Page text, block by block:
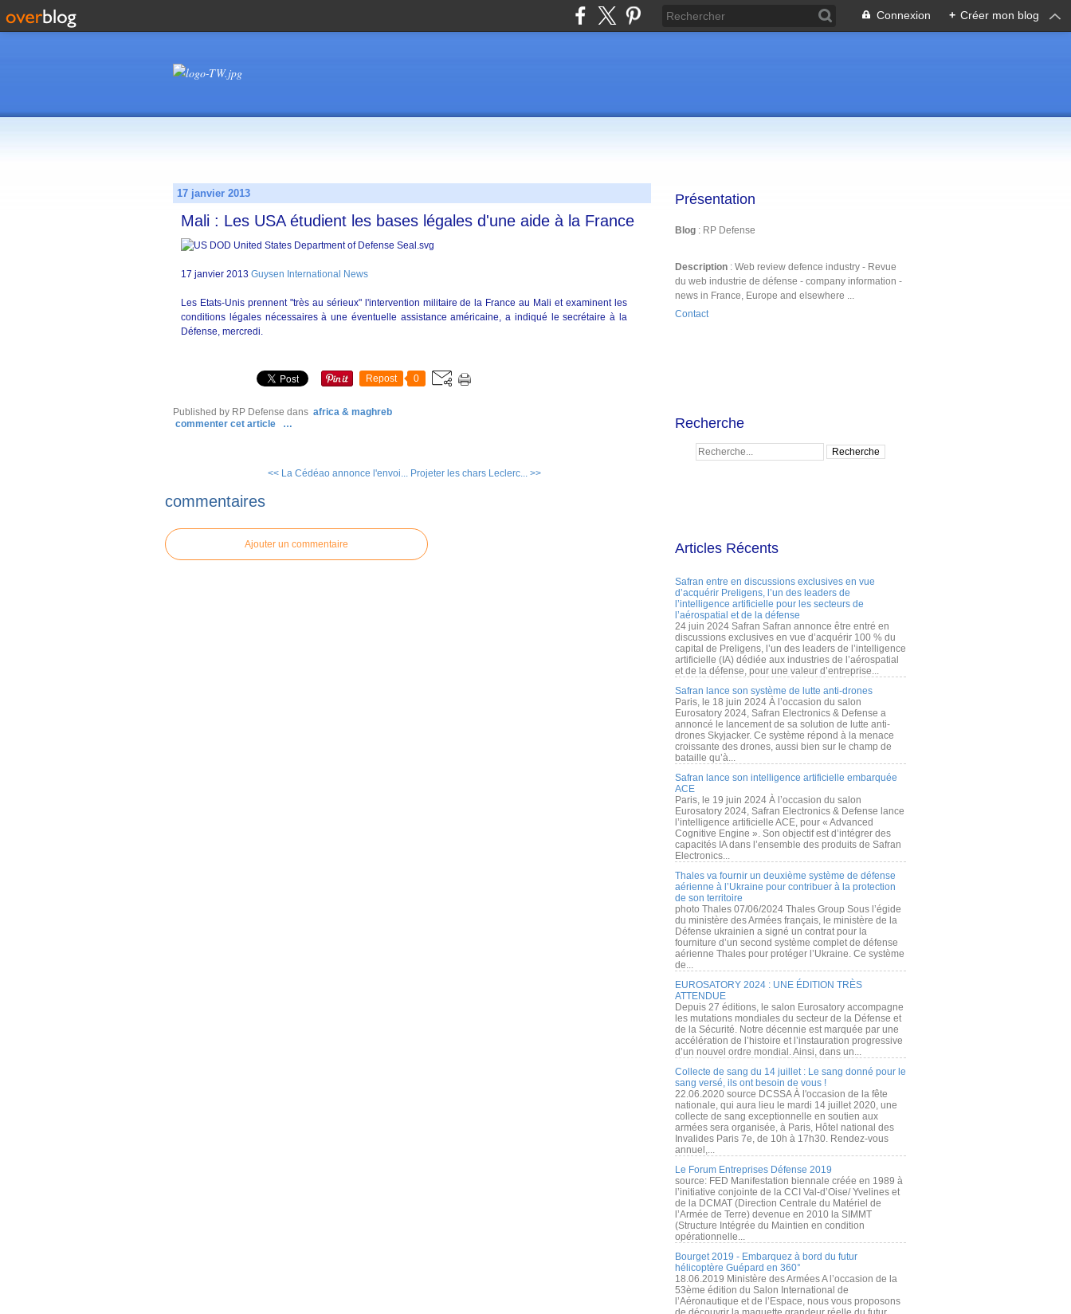
Connexion + Créer mon blog
17 janvier 2013
Mali : Les USA étudient les bases légales d'une aide à la France
17 janvier 2013 Guysen International News
Les Etats-Unis prennent "très au sérieux" l'intervention militaire de la France au Mali et examinent les
conditions légales nécessaires à une éventuelle assistance américaine, a indiqué le secrétaire à la
Défense, mercredi.
Repost 0
Published by RP Defense dans africa & maghreb
commenter cet article
…
<< La Cédéao annonce l'envoi... Projeter les chars Leclerc... >>
commentaires
Ajouter un commentaire
Présentation
Blog : RP Defense
Description : Web review defence industry - Revue
du web industrie de défense - company information -
news in France, Europe and elsewhere ...
Contact
Recherche
Articles Récents
Safran entre en discussions exclusives en vue
d’acquérir Preligens, l’un des leaders de
l’intelligence artificielle pour les secteurs de
l’aérospatial et de la défense
24 juin 2024 Safran Safran annonce être entré en
discussions exclusives en vue d’acquérir 100 % du
capital de Preligens, l’un des leaders de l’intelligence
artificielle (IA) dédiée aux industries de l’aérospatial
et de la défense, pour une valeur d’entreprise...
Safran lance son système de lutte anti-drones
Paris, le 18 juin 2024 À l’occasion du salon
Eurosatory 2024, Safran Electronics & Defense a
annoncé le lancement de sa solution de lutte anti-
drones Skyjacker. Ce système répond à la menace
croissante des drones, aussi bien sur le champ de
bataille qu’à...
Safran lance son intelligence artificielle embarquée
ACE
Paris, le 19 juin 2024 À l’occasion du salon
Eurosatory 2024, Safran Electronics & Defense lance
l’intelligence artificielle ACE, pour « Advanced
Cognitive Engine ». Son objectif est d’intégrer des
capacités IA dans l’ensemble des produits de Safran
Electronics...
Thales va fournir un deuxième système de défense
aérienne à l’Ukraine pour contribuer à la protection
de son territoire
photo Thales 07/06/2024 Thales Group Sous l’égide
du ministère des Armées français, le ministère de la
Défense ukrainien a signé un contrat pour la
fourniture d’un second système complet de défense
aérienne Thales pour protéger l’Ukraine. Ce système
de...
EUROSATORY 2024 : UNE ÉDITION TRÈS
ATTENDUE
Depuis 27 éditions, le salon Eurosatory accompagne
les mutations mondiales du secteur de la Défense et
de la Sécurité. Notre décennie est marquée par une
accélération de l’histoire et l’instauration progressive
d’un nouvel ordre mondial. Ainsi, dans un...
Collecte de sang du 14 juillet : Le sang donné pour le
sang versé, ils ont besoin de vous !
22.06.2020 source DCSSA À l'occasion de la fête
nationale, qui aura lieu le mardi 14 juillet 2020, une
collecte de sang exceptionnelle en soutien aux
armées sera organisée, à Paris, Hôtel national des
Invalides Paris 7e, de 10h à 17h30. Rendez-vous
annuel,...
Le Forum Entreprises Défense 2019
source: FED Manifestation biennale créée en 1989 à
l’initiative conjointe de la CCI Val-d’Oise/ Yvelines et
de la DCMAT (Direction Centrale du Matériel de
l’Armée de Terre) devenue en 2010 la SIMMT
(Structure Intégrée du Maintien en condition
opérationnelle...
Bourget 2019 - Embarquez à bord du futur
hélicoptère Guépard en 360°
18.06.2019 Ministère des Armées A l’occasion de la
53ème édition du Salon International de
l’Aéronautique et de l’Espace, nous vous proposons